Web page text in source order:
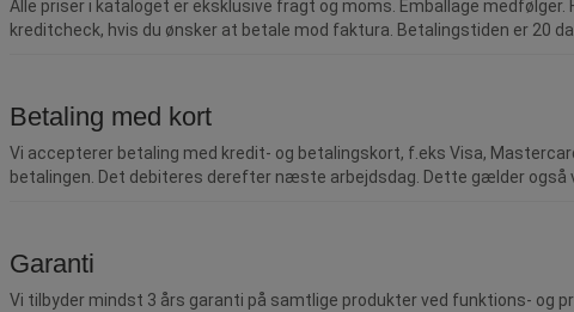
Alle priser i kataloget er eksklusive fragt og moms. Emballage
kreditcheck, hvis du ønsker at betale mod faktura. Betalingstiden er 20
Betaling med kort
Vi accepterer betaling med kredit- og betalingskort, f.eks Visa,
betalingen. Det debiteres derefter næste arbejdsdag. Dette gælder også
Garanti
Vi tilbyder mindst 3 års garanti på samtlige produkter ved funktions- og